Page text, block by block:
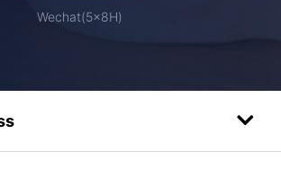
Wechat(5×8H)